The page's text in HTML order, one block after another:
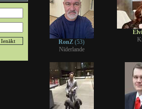
RonZ (53)
Nīderlande